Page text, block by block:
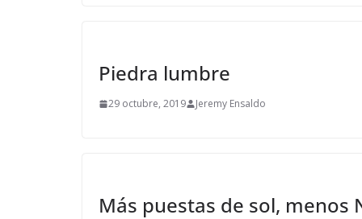
Piedra lumbre
29 octubre, 2019 Jeremy Ensaldo
Más puestas de sol, menos